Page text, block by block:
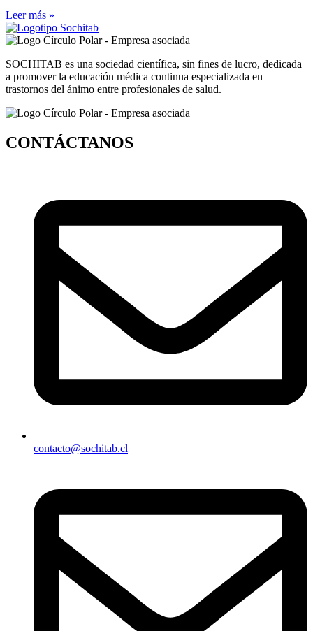
Leer más »
SOCHITAB es una sociedad científica, sin fines de lucro, dedicada
a promover la educación médica continua especializada en
trastornos del ánimo entre profesionales de salud.
CONTÁCTANOS
contacto@sochitab.cl